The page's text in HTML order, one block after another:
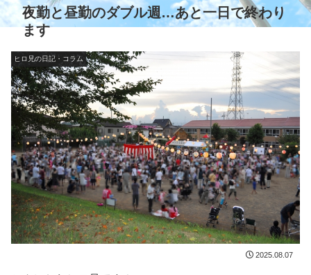
夜勤と昼勤のダブル週…あと一日で終わり
ます
ヒロ兄の日記・コラム
2025.08.07